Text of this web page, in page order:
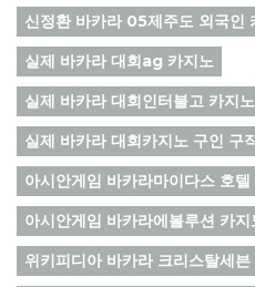
신정환 바카라 05제주도 외국인
실제 바카라 대회ag 카지노
실제 바카라 대회인터불고 카지노
실제 바카라 대회카지노 구인 구
아시안게임 바카라마이다스 호텔
아시안게임 바카라에볼루션 카지
위키피디아 바카라 크리스탈세